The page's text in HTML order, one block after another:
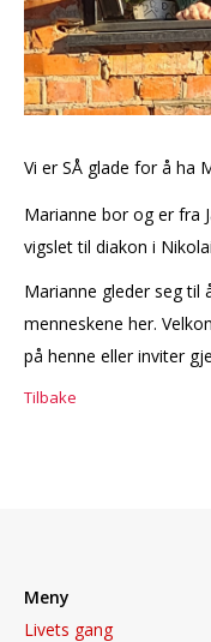
Vi er SÅ glade for å ha
Marianne bor og er fra
vigslet til diakon i
Marianne gleder seg til
menneskene her.
på henne eller inviter
Tilbake
Meny
Livets gang